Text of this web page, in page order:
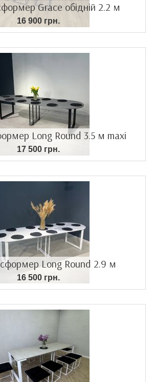
Grace обідній 2.2 м
16 900 грн.
Long Round 3.5 м maxi
17 500 грн.
Long Round 2.9 м
16 500 грн.